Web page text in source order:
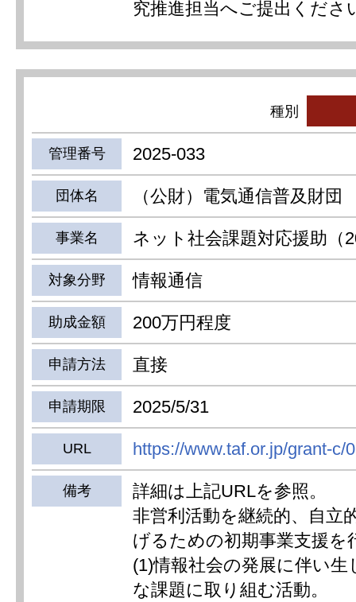
究推進担当へご提出くださ
管理番号 2025-033
種別
団体名 （公財）電気通信普及財団
事業名 ネット社会課題対応援助（
対象分野 情報通信
助成金額 200万円程度
申請方法 直接
申請期限 2025/5/31
URL https://www.taf.or.jp/grant-c/
備考
詳細は上記URLを参照。
非営利活動を継続的、自立
げるための初期事業支援を
(1)情報社会の発展に伴い
な課題に取り組む活動。